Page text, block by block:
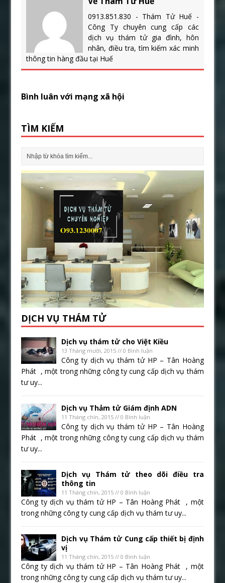
0913.851.830 - Thám Tử Huế -
Công Ty chuyên cung cấp các
dịch vụ thám tử gia đình, hôn
nhân, điều tra, tìm kiếm xác minh
thông tin hàng đầu tại Huế
Bình luân với mạng xã hội
TÌM KIẾM
DỊCH VỤ THÁM TỬ
Dịch vụ thám tử cho Việt Kiều
13 Tháng mười, 2015 // 0 Bình luận
Công ty dịch vụ thám tử HP – Tân Hoàng
Phát , một trong những công ty cung cấp dịch vụ thám
tư uy...
Dịch vụ Thảm tử Giám định ADN
11 Tháng chín, 2015 // 0 Bình luận
Công ty dịch vụ thám tử HP – Tân Hoàng
Phát , một trong những công ty cung cấp dịch vụ thám
tư uy...
Dịch vụ Thám tử theo dõi điều tra
thông tin
11 Tháng chín, 2015 // 0 Bình luận
Công ty dịch vụ thám tử HP – Tân Hoàng Phát , một
trong những công ty cung cấp dịch vụ thám tư uy...
Dịch vụ Thám tử Cung cấp thiết bị định
vị
11 Tháng chín, 2015 // 0 Bình luận
Công ty dịch vụ thám tử HP – Tân Hoàng Phát , một
trong những công ty cung cấp dịch vụ thám tư uy...